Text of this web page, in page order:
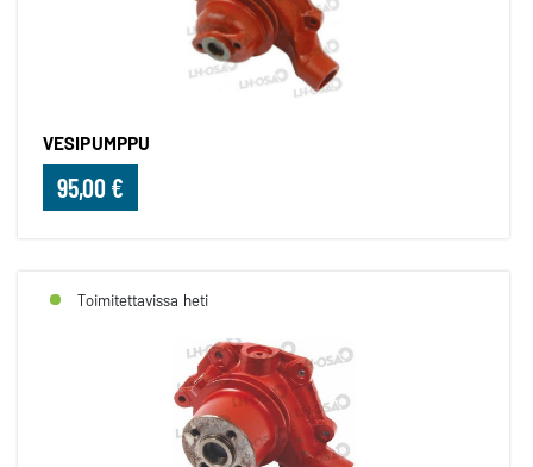
VESIPUMPPU
95,00 €
Toimitettavissa heti